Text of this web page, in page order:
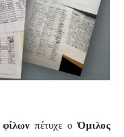
πέτυχε οΌμιλος